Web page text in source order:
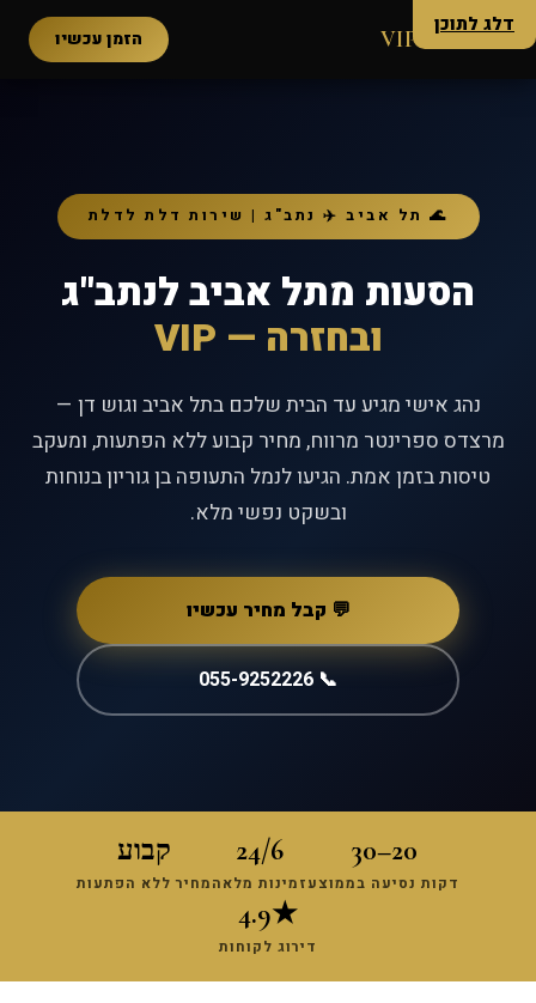
דלג לתוכן
הלל טורסVIP הזמן עכשיו
🌊 תל אביב ✈️ נתב"ג | שירות דלת לדלת
הסעות מתל אביב לנתב"ג
ובחזרה — VIP
נהג אישי מגיע עד הבית שלכם בתל אביב וגוש דן —
מרצדס ספרינטר מרווח, מחיר קבוע ללא הפתעות, ומעקב
טיסות בזמן אמת. הגיעו לנמל התעופה בן גוריון בנוחות
ובשקט נפשי מלא.
💬 קבל מחיר עכשיו
📞 055-9252226
20–30
דקות נסיעה בממוצע
24/6
זמינות מלאה
קבוע
מחיר ללא הפתעות
★4.9
דירוג לקוחות